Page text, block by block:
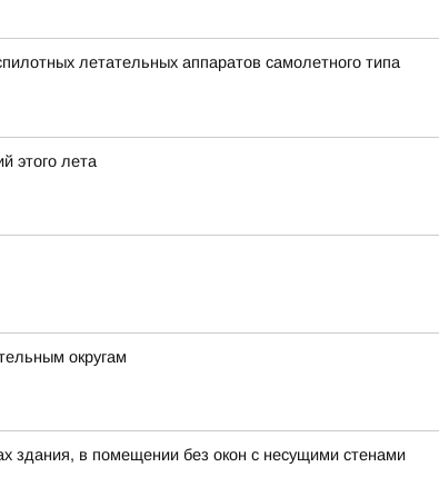
летательных аппаратов самолетного типа
этого лета
округам
здания, в помещении без окон с несущими стенами